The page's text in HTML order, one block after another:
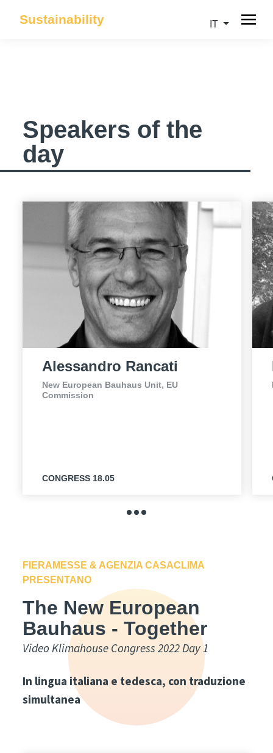
Sustainability IT
Speakers of the
day
Alessandro Rancati
New European Bauhaus Unit, EU
Commission
CONGRESS 18.05
FIERAMESSE & AGENZIA CASACLIMA
PRESENTANO
The New European
Bauhaus - Together
Video Klimahouse Congress 2022 Day 1
In lingua italiana e tedesca, con traduzione
simultanea